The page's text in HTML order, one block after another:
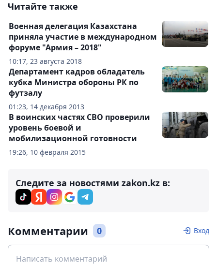
Читайте также
10:17, 23 августа 2018
Военная делегация Казахстана
приняла участие в международном
форуме "Армия – 2018"
01:23, 14 декабря 2013
Департамент кадров обладатель
кубка Министра обороны РК по
футзалу
19:26, 10 февраля 2015
В воинских частях СВО проверили
уровень боевой и
мобилизационной готовности
Следите за новостями zakon.kz в:
Комментарии 0 Вход